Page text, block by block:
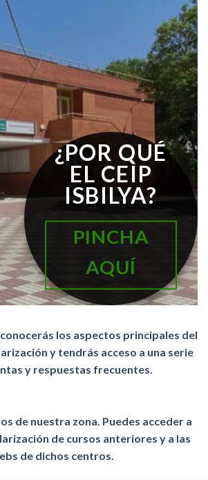
¿POR QUÉ
EL CEIP
ISBILYA?
PINCHA
AQUÍ
los aspectos principales del
y tendrás acceso a una serie
y respuestas frecuentes.
de nuestra zona. Puedes acceder a
de cursos anteriores y a las
de dichos centros.